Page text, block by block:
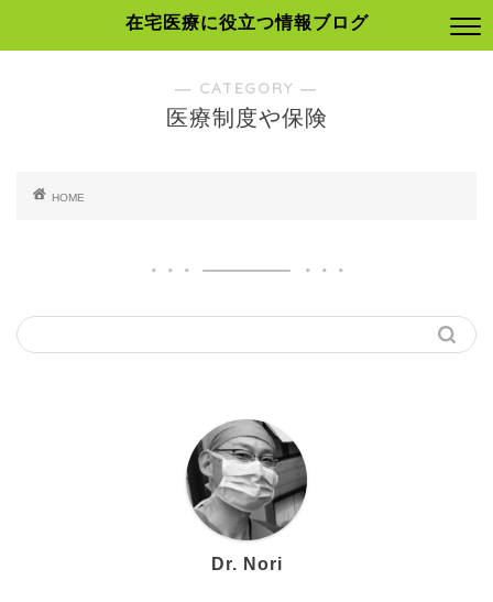
在宅医療に役立つ情報ブログ
― CATEGORY ―
医療制度や保険
HOME
Dr. Nori